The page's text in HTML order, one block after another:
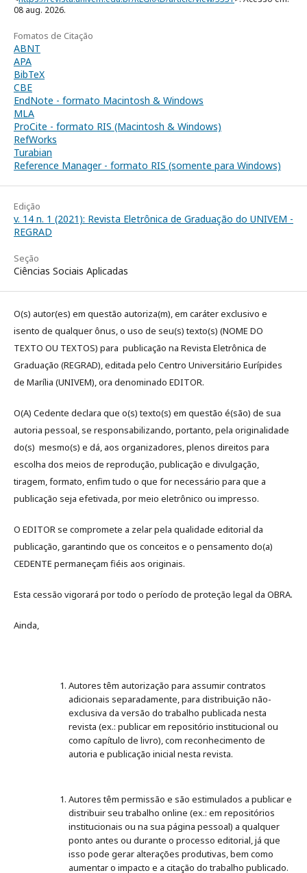
08 aug. 2026.
Fomatos de Citação
ABNT
APA
BibTeX
CBE
EndNote - formato Macintosh & Windows
MLA
ProCite - formato RIS (Macintosh & Windows)
RefWorks
Turabian
Reference Manager - formato RIS (somente para Windows)
Edição
v. 14 n. 1 (2021): Revista Eletrônica de Graduação do UNIVEM -
REGRAD
Seção
Ciências Sociais Aplicadas
O(s) autor(es) em questão autoriza(m), em caráter exclusivo e
isento de qualquer ônus, o uso de seu(s) texto(s) (NOME DO
TEXTO OU TEXTOS) para publicação na Revista Eletrônica de
Graduação (REGRAD), editada pelo Centro Universitário Eurípides
de Marília (UNIVEM), ora denominado EDITOR.
O(A) Cedente declara que o(s) texto(s) em questão é(são) de sua
autoria pessoal, se responsabilizando, portanto, pela originalidade
do(s) mesmo(s) e dá, aos organizadores, plenos direitos para
escolha dos meios de reprodução, publicação e divulgação,
tiragem, formato, enfim tudo o que for necessário para que a
publicação seja efetivada, por meio eletrônico ou impresso.
O EDITOR se compromete a zelar pela qualidade editorial da
publicação, garantindo que os conceitos e o pensamento do(a)
CEDENTE permaneçam fiéis aos originais.
Esta cessão vigorará por todo o período de proteção legal da OBRA.
Ainda,
Autores têm autorização para assumir contratos
adicionais separadamente, para distribuição não-
exclusiva da versão do trabalho publicada nesta
revista (ex.: publicar em repositório institucional ou
como capítulo de livro), com reconhecimento de
autoria e publicação inicial nesta revista.
Autores têm permissão e são estimulados a publicar e
distribuir seu trabalho online (ex.: em repositórios
institucionais ou na sua página pessoal) a qualquer
ponto antes ou durante o processo editorial, já que
isso pode gerar alterações produtivas, bem como
aumentar o impacto e a citação do trabalho publicado.